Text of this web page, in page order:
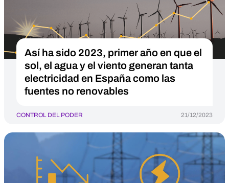
Así ha sido 2023, primer año en que el
sol, el agua y el viento generan tanta
electricidad en España como las
fuentes no renovables
CONTROL DEL PODER 21/12/2023